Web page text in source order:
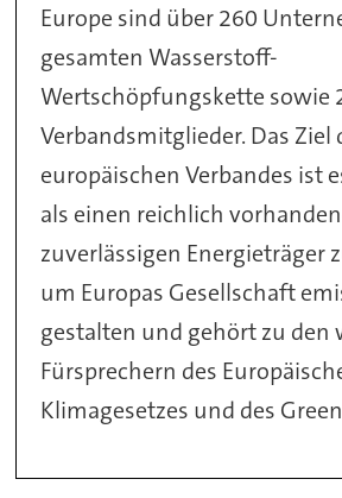
Europe sind über 260
gesamten Wasserstoff-
Wertschöpfungskette sowie
Verbandsmitglieder. Das Ziel
europäischen Verbandes ist
als einen reichlich
zuverlässigen Energieträger
um Europas Gesellschaft
gestalten und gehört zu den
Fürsprechern des
Klimagesetzes und des